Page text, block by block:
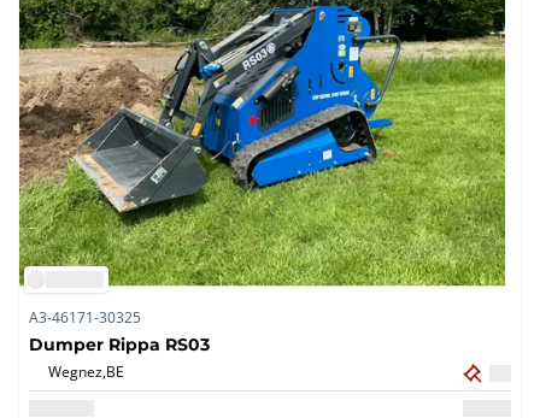
A3-46171-30325
Dumper Rippa RS03
Wegnez,BE